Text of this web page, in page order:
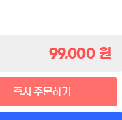
99,000원
즉시 주문하기